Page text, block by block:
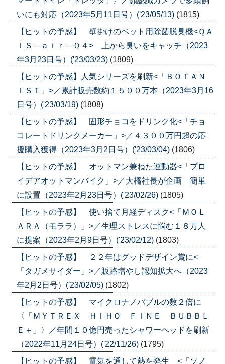
いにも対応（2023年5月11日号）('23/05/13) (1815)
【ヒットの予感】 壁掛けのペット用除菌脱臭機<ＱＡ
ＩＳ―ａｉｒ―０４> 上から臭いをキャッチ（2023
年3月23日号）('23/03/23) (1809)
【ヒットの予感】人気シリーズを刷新<「ＢＯＴＡＮ
ＩＳＴ」>／累計販売数約１５００万本（2023年3月16
日号）('23/03/19) (1808)
【ヒットの予感】 固形チョコをドリンク化<「チョ
コレートドリンクメーカー」>／４３００万円超の応
援購入獲得（2023年3月2日号）('23/03/04) (1806)
【ヒットの予感】 オットマン兼ねた運動器<「プロ
イデアオットマンバイク」>／大橋社長が企画 簡単
に設置（2023年2月23日号）('23/02/26) (1805)
【ヒットの予感】 使い捨て月経ディスク<「ＭＯＬ
ＡＲＡ（モララ）」>／生理ストレスに悩む１８万人
に提案（2023年2月9日号）('23/02/12) (1803)
【ヒットの予感】 ２２年はグッドデザイン賞に<
「タガメサイダー」>／販路増やし認知拡大へ（2023
年2月2日号）('23/02/05) (1802)
【ヒットの予感】 マイクロナノバブルの数２倍に
〈「ＭＹＴＲＥＸ ＨＩＨＯ ＦＩＮＥ ＢＵＢＢＬ
Ｅ＋」〉／年間１０億円売ったシャワーヘッドを刷新
（2022年11月24日号）('22/11/26) (1795)
【ヒットの予感】 電気を通して熱を発生 <「ソノ